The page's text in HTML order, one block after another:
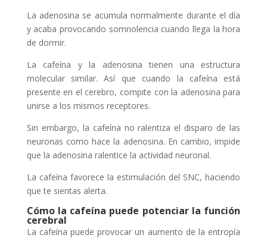
La adenosina se acumula normalmente durante el día
y acaba provocando somnolencia cuando llega la hora
de dormir.
La cafeína y la adenosina tienen una estructura
molecular similar. Así que cuando la cafeína está
presente en el cerebro, compite con la adenosina para
unirse a los mismos receptores.
Sin embargo, la cafeína no ralentiza el disparo de las
neuronas como hace la adenosina. En cambio, impide
que la adenosina ralentice la actividad neuronal.
La cafeína favorece la estimulación del SNC, haciendo
que te sientas alerta.
Cómo la cafeína puede potenciar la función
cerebral
La cafeína puede provocar un aumento de la entropía